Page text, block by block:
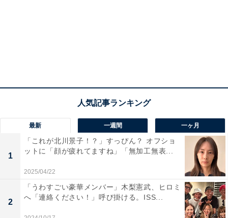
最新 一週間 一ヶ月
1
「これが北川景子！？」すっぴん？ オフショ
ットに「顔が疲れてますね」「無加工無表...
2025/04/22
2
「うわすごい豪華メンバー」木梨憲武、ヒロミ
へ「連絡ください！」呼び掛ける。ISS...